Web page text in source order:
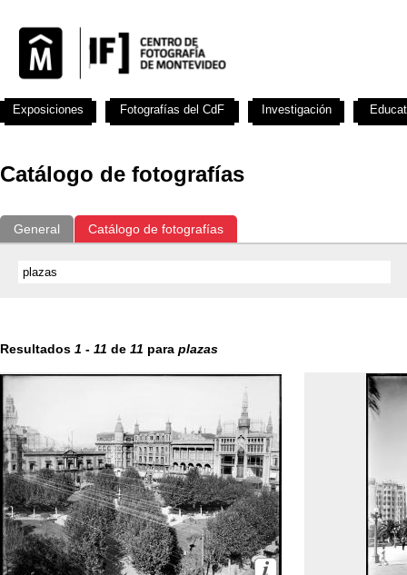
Catálogo de fotografías
General Catálogo de fotografías
Resultados 1 - 11 de 11 para plazas
Exposiciones Fotografías del CdF Investigación